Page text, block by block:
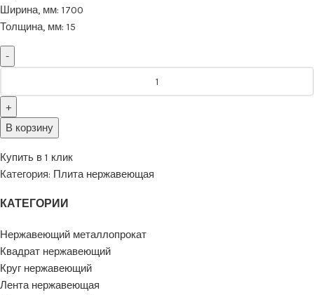
КАТЕГОРИИ
Нержавеющий металлопрокат
Квадрат нержавеющий
Круг нержавеющий
Лента нержавеющая
Ширина, мм: 1700
Толщина, мм: 15
В корзину
Купить в 1 клик
Категория: Плита нержавеющая